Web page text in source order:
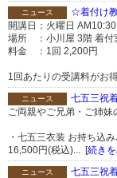
ニュース
☆着付け
開講日：火曜日
場所 ：小川屋 3階 着付
料金 ：1回 2,200円
1回あたりの受講料がお
ニュース
七五三祝
ご両親やご兄弟・ご姉
・七五三衣装 お持ち込み
16,500円(税込)... [続き
ニュース
七五三祝